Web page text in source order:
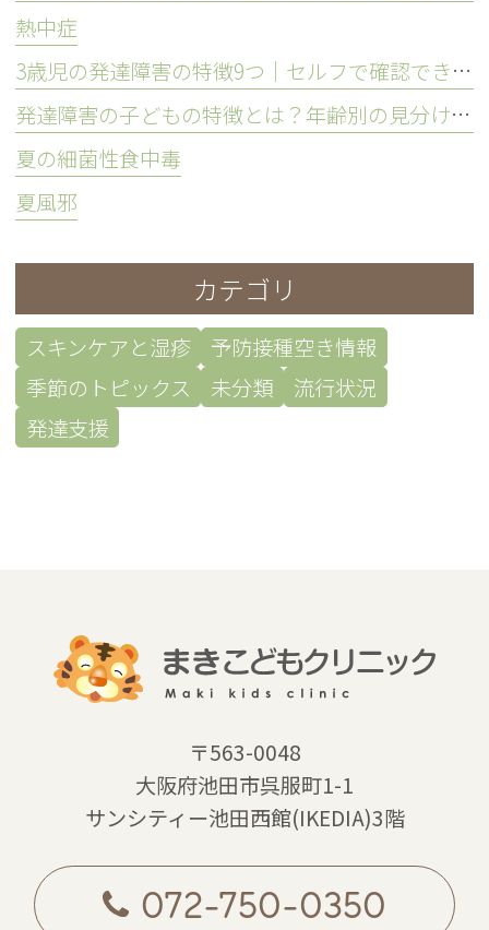
熱中症
3歳児の発達障害の特徴9つ｜セルフで確認できるチェックリストも紹介
発達障害の子どもの特徴とは？年齢別の見分け方や接し方を解説
夏の細菌性食中毒
夏風邪
カテゴリ
スキンケアと湿疹
予防接種空き情報
季節のトピックス
未分類
流行状況
発達支援
〒563-0048
大阪府池田市呉服町1-1
サンシティー池田西館(IKEDIA)3階
072-750-0350